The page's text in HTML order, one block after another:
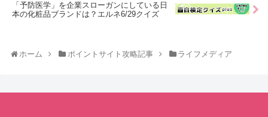
「予防医学」を企業スローガンにしている日
本の化粧品ブランドは？エルネ6/29クイズ
ホーム ポイントサイト攻略記事 ライフメディア